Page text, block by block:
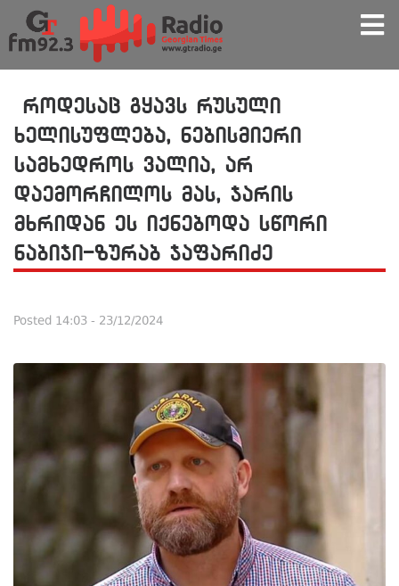
როდესაც გყავს რუსული
ხელისუფლება, ნებისმიერი
სამხედროს ვალია, არ
დაემორჩილოს მას, ჯარის
მხრიდან ეს იქნებოდა სწორი
ნაბიჯი-ზურაბ ჯაფარიძე
Posted 14:03 - 23/12/2024